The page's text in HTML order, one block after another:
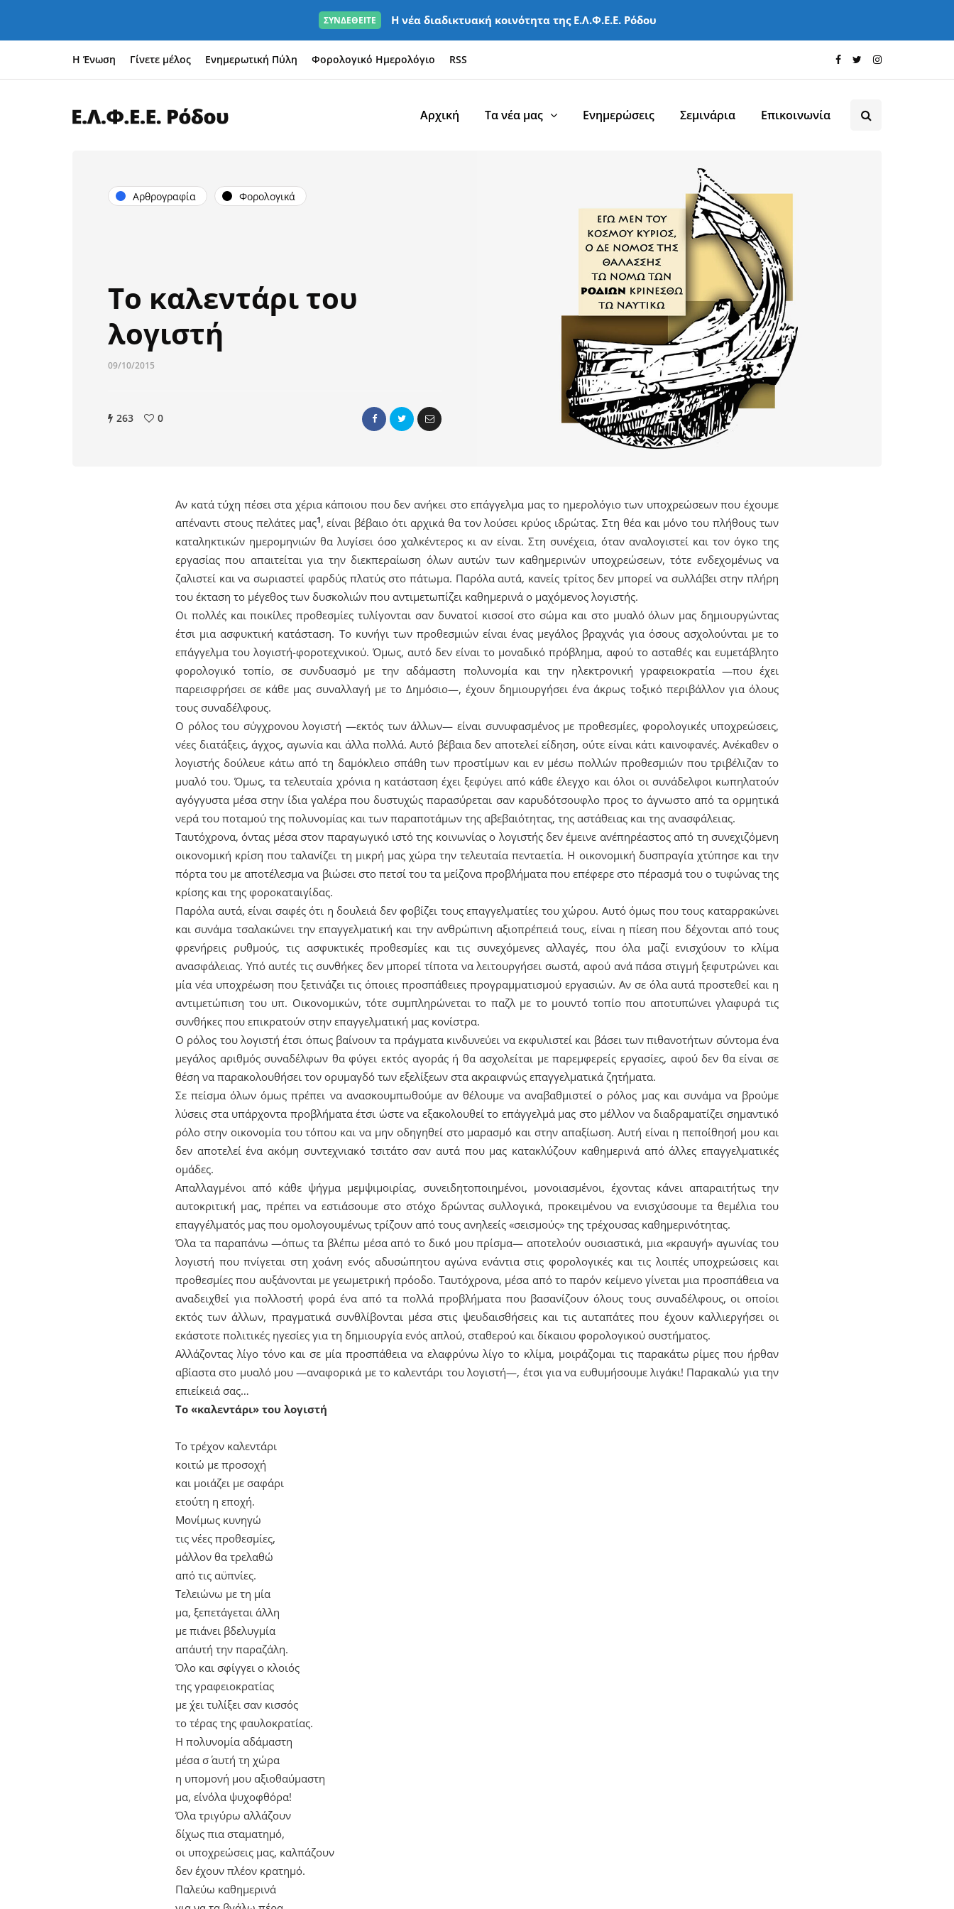
ΣΥΝΔΕΘΕΙΤΕ Η νέα διαδικτυακή κοινότητα της Ε.Λ.Φ.Ε.Ε. Ρόδου
Η Ένωση Γίνετε μέλος Ενημερωτική Πύλη Φορολογικό Ημερολόγιο RSS
Αρχική Τα νέα μας Ενημερώσεις Σεμινάρια Επικοινωνία
Αρθρογραφία Φορολογικά
Το καλεντάρι του
λογιστή
09/10/2015
263 0
Αν κατά τύχη πέσει στα χέρια κάποιου που δεν ανήκει στο επάγγελμα μας το ημερολόγιο των υποχρεώσεων που έχουμε
απέναντι στους πελάτες μας1, είναι βέβαιο ότι αρχικά θα τον λούσει κρύος ιδρώτας. Στη θέα και μόνο του πλήθους των
καταληκτικών ημερομηνιών θα λυγίσει όσο χαλκέντερος κι αν είναι. Στη συνέχεια, όταν αναλογιστεί και τον όγκο της
εργασίας που απαιτείται για την διεκπεραίωση όλων αυτών των καθημερινών υποχρεώσεων, τότε ενδεχομένως να
ζαλιστεί και να σωριαστεί φαρδύς πλατύς στο πάτωμα. Παρόλα αυτά, κανείς τρίτος δεν μπορεί να συλλάβει στην πλήρη
του έκταση το μέγεθος των δυσκολιών που αντιμετωπίζει καθημερινά ο μαχόμενος λογιστής.
Οι πολλές και ποικίλες προθεσμίες τυλίγονται σαν δυνατοί κισσοί στο σώμα και στο μυαλό όλων μας δημιουργώντας
έτσι μια ασφυκτική κατάσταση. Το κυνήγι των προθεσμιών είναι ένας μεγάλος βραχνάς για όσους ασχολούνται με το
επάγγελμα του λογιστή-φοροτεχνικού. Όμως, αυτό δεν είναι το μοναδικό πρόβλημα, αφού το ασταθές και ευμετάβλητο
φορολογικό τοπίο, σε συνδυασμό με την αδάμαστη πολυνομία και την ηλεκτρονική γραφειοκρατία —που έχει
παρεισφρήσει σε κάθε μας συναλλαγή με το Δημόσιο—, έχουν δημιουργήσει ένα άκρως τοξικό περιβάλλον για όλους
τους συναδέλφους.
Ο ρόλος του σύγχρονου λογιστή —εκτός των άλλων— είναι συνυφασμένος με προθεσμίες, φορολογικές υποχρεώσεις,
νέες διατάξεις, άγχος, αγωνία και άλλα πολλά. Αυτό βέβαια δεν αποτελεί είδηση, ούτε είναι κάτι καινοφανές. Ανέκαθεν ο
λογιστής δούλευε κάτω από τη δαμόκλειο σπάθη των προστίμων και εν μέσω πολλών προθεσμιών που τριβέλιζαν το
μυαλό του. Όμως, τα τελευταία χρόνια η κατάσταση έχει ξεφύγει από κάθε έλεγχο και όλοι οι συνάδελφοι κωπηλατούν
αγόγγυστα μέσα στην ίδια γαλέρα που δυστυχώς παρασύρεται σαν καρυδότσουφλο προς το άγνωστο από τα ορμητικά
νερά του ποταμού της πολυνομίας και των παραποτάμων της αβεβαιότητας, της αστάθειας και της ανασφάλειας.
Ταυτόχρονα, όντας μέσα στον παραγωγικό ιστό της κοινωνίας ο λογιστής δεν έμεινε ανέπηρέαστος από τη συνεχιζόμενη
οικονομική κρίση που ταλανίζει τη μικρή μας χώρα την τελευταία πενταετία. Η οικονομική δυσπραγία χτύπησε και την
πόρτα του με αποτέλεσμα να βιώσει στο πετσί του τα μείζονα προβλήματα που επέφερε στο πέρασμά του ο τυφώνας της
κρίσης και της φοροκαταιγίδας.
Παρόλα αυτά, είναι σαφές ότι η δουλειά δεν φοβίζει τους επαγγελματίες του χώρου. Αυτό όμως που τους καταρρακώνει
και συνάμα τσαλακώνει την επαγγελματική και την ανθρώπινη αξιοπρέπειά τους, είναι η πίεση που δέχονται από τους
φρενήρεις ρυθμούς, τις ασφυκτικές προθεσμίες και τις συνεχόμενες αλλαγές, που όλα μαζί ενισχύουν το κλίμα
ανασφάλειας. Υπό αυτές τις συνθήκες δεν μπορεί τίποτα να λειτουργήσει σωστά, αφού ανά πάσα στιγμή ξεφυτρώνει και
μία νέα υποχρέωση που ξετινάζει τις όποιες προσπάθειες προγραμματισμού εργασιών. Αν σε όλα αυτά προστεθεί και η
αντιμετώπιση του υπ. Οικονομικών, τότε συμπληρώνεται το παζλ με το μουντό τοπίο που αποτυπώνει γλαφυρά τις
συνθήκες που επικρατούν στην επαγγελματική μας κονίστρα.
Ο ρόλος του λογιστή έτσι όπως βαίνουν τα πράγματα κινδυνεύει να εκφυλιστεί και βάσει των πιθανοτήτων σύντομα ένα
μεγάλος αριθμός συναδέλφων θα φύγει εκτός αγοράς ή θα ασχολείται με παρεμφερείς εργασίες, αφού δεν θα είναι σε
θέση να παρακολουθήσει τον ορυμαγδό των εξελίξεων στα ακραιφνώς επαγγελματικά ζητήματα.
Σε πείσμα όλων όμως πρέπει να ανασκουμπωθούμε αν θέλουμε να αναβαθμιστεί ο ρόλος μας και συνάμα να βρούμε
λύσεις στα υπάρχοντα προβλήματα έτσι ώστε να εξακολουθεί το επάγγελμά μας στο μέλλον να διαδραματίζει σημαντικό
ρόλο στην οικονομία του τόπου και να μην οδηγηθεί στο μαρασμό και στην απαξίωση. Αυτή είναι η πεποίθησή μου και
δεν αποτελεί ένα ακόμη συντεχνιακό τσιτάτο σαν αυτά που μας κατακλύζουν καθημερινά από άλλες επαγγελματικές
ομάδες.
Απαλλαγμένοι από κάθε ψήγμα μεμψιμοιρίας, συνειδητοποιημένοι, μονοιασμένοι, έχοντας κάνει απαραιτήτως την
αυτοκριτική μας, πρέπει να εστιάσουμε στο στόχο δρώντας συλλογικά, προκειμένου να ενισχύσουμε τα θεμέλια του
επαγγέλματός μας που ομολογουμένως τρίζουν από τους ανηλεείς «σεισμούς» της τρέχουσας καθημερινότητας.
Όλα τα παραπάνω —όπως τα βλέπω μέσα από το δικό μου πρίσμα— αποτελούν ουσιαστικά, μια «κραυγή» αγωνίας του
λογιστή που πνίγεται στη χοάνη ενός αδυσώπητου αγώνα ενάντια στις φορολογικές και τις λοιπές υποχρεώσεις και
προθεσμίες που αυξάνονται με γεωμετρική πρόοδο. Ταυτόχρονα, μέσα από το παρόν κείμενο γίνεται μια προσπάθεια να
αναδειχθεί για πολλοστή φορά ένα από τα πολλά προβλήματα που βασανίζουν όλους τους συναδέλφους, οι οποίοι
εκτός των άλλων, πραγματικά συνθλίβονται μέσα στις ψευδαισθήσεις και τις αυταπάτες που έχουν καλλιεργήσει οι
εκάστοτε πολιτικές ηγεσίες για τη δημιουργία ενός απλού, σταθερού και δίκαιου φορολογικού συστήματος.
Αλλάζοντας λίγο τόνο και σε μία προσπάθεια να ελαφρύνω λίγο το κλίμα, μοιράζομαι τις παρακάτω ρίμες που ήρθαν
αβίαστα στο μυαλό μου —αναφορικά με το καλεντάρι του λογιστή—, έτσι για να ευθυμήσουμε λιγάκι! Παρακαλώ για την
επιείκειά σας…
Το «καλεντάρι» του λογιστή
Το τρέχον καλεντάρι
κοιτώ με προσοχή
και μοιάζει με σαφάρι
ετούτη η εποχή.
Μονίμως κυνηγώ
τις νέες προθεσμίες,
μάλλον θα τρελαθώ
από τις αϋπνίες.
Τελειώνω με τη μία
μα, ξεπετάγεται άλλη
με πιάνει βδελυγμία
απ΄αυτή την παραζάλη.
Όλο και σφίγγει ο κλοιός
της γραφειοκρατίας
με ΄χει τυλίξει σαν κισσός
το τέρας της φαυλοκρατίας.
Η πολυνομία αδάμαστη
μέσα σ΄ αυτή τη χώρα
η υπομονή μου αξιοθαύμαστη
μα, είν΄όλα ψυχοφθόρα!
Όλα τριγύρω αλλάζουν
δίχως πια σταματημό,
οι υποχρεώσεις μας, καλπάζουν
δεν έχουν πλέον κρατημό.
Παλεύω καθημερινά